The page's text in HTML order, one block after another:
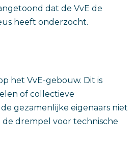
dat de VvE de
heeft onderzocht.
het VvE-gebouw. Dit is
of collectieve
gezamenlijke eigenaars niet
de drempel voor technische